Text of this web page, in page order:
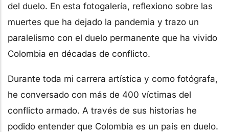
del duelo. En esta fotogalería, reflexiono sobre las
muertes que ha dejado la pandemia y trazo un
paralelismo con el duelo permanente que ha vivido
Colombia en décadas de conflicto.
Durante toda mi carrera artística y como fotógrafa,
he conversado con más de 400 víctimas del
conflicto armado. A través de sus historias he
podido entender que Colombia es un país en duelo.